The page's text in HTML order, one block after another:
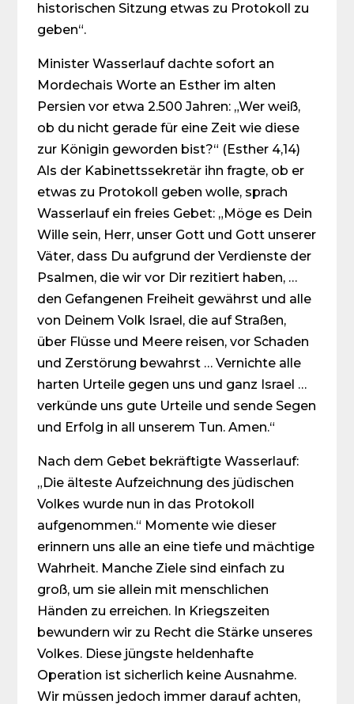
historischen Sitzung etwas zu Protokoll zu
geben“.
Minister Wasserlauf dachte sofort an
Mordechais Worte an Esther im alten
Persien vor etwa 2.500 Jahren: „Wer weiß,
ob du nicht gerade für eine Zeit wie diese
zur Königin geworden bist?“ (Esther 4,14)
Als der Kabinettssekretär ihn fragte, ob er
etwas zu Protokoll geben wolle, sprach
Wasserlauf ein freies Gebet: „Möge es Dein
Wille sein, Herr, unser Gott und Gott unserer
Väter, dass Du aufgrund der Verdienste der
Psalmen, die wir vor Dir rezitiert haben, …
den Gefangenen Freiheit gewährst und alle
von Deinem Volk Israel, die auf Straßen,
über Flüsse und Meere reisen, vor Schaden
und Zerstörung bewahrst … Vernichte alle
harten Urteile gegen uns und ganz Israel …
verkünde uns gute Urteile und sende Segen
und Erfolg in all unserem Tun. Amen.“
Nach dem Gebet bekräftigte Wasserlauf:
„Die älteste Aufzeichnung des jüdischen
Volkes wurde nun in das Protokoll
aufgenommen.“ Momente wie dieser
erinnern uns alle an eine tiefe und mächtige
Wahrheit. Manche Ziele sind einfach zu
groß, um sie allein mit menschlichen
Händen zu erreichen. In Kriegszeiten
bewundern wir zu Recht die Stärke unseres
Volkes. Diese jüngste heldenhafte
Operation ist sicherlich keine Ausnahme.
Wir müssen jedoch immer darauf achten,